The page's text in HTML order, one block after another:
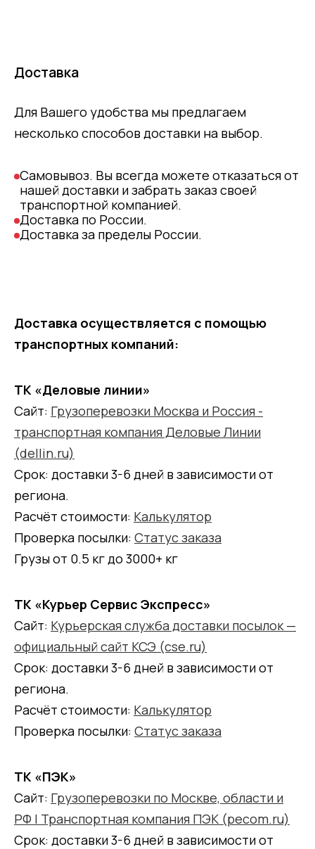
Доставка
Для Вашего удобства мы предлагаем
несколько способов доставки на выбор.
Самовывоз. Вы всегда можете отказаться от
нашей доставки и забрать заказ своей
транспортной компанией.
Доставка по России.
Доставка за пределы России.
Доставка осуществляется с помощью
транспортных компаний:
ТК «Деловые линии»
Сайт: Грузоперевозки Москва и Россия -
транспортная компания Деловые Линии
(dellin.ru)
Срок: доставки 3-6 дней в зависимости от
региона.
Расчёт стоимости: Калькулятор
Проверка посылки: Статус заказа
Грузы от 0.5 кг до 3000+ кг
ТК «Курьер Сервис Экспресс»
Сайт: Курьерская служба доставки посылок —
официальный сайт КСЭ (cse.ru)
Срок: доставки 3-6 дней в зависимости от
региона.
Расчёт стоимости: Калькулятор
Проверка посылки: Статус заказа
ТК «ПЭК»
Сайт: Грузоперевозки по Москве, области и
РФ | Транспортная компания ПЭК (pecom.ru)
Срок: доставки 3-6 дней в зависимости от